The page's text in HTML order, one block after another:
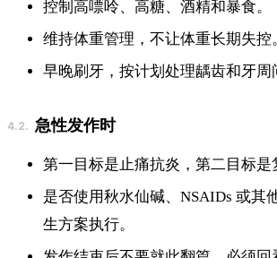
控制高嘌呤、高糖、酒精和暴食。
维持体重管理，不让体重长期失控
早晚刷牙，按计划处理龋齿和牙周
急性发作时
第一目标是止痛抗炎，第二目标是
是否使用秋水仙碱、NSAIDs 或其
生方案执行。